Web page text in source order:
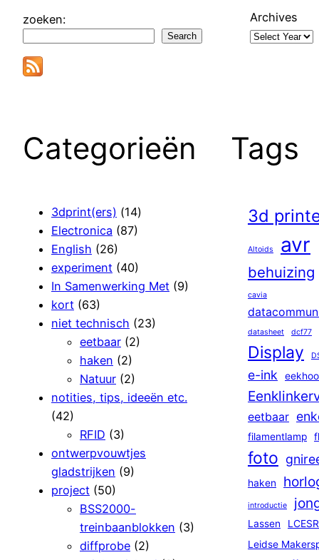
zoeken:
Search
Archives
Categorieën
3dprint(ers) (14)
Electronica (87)
English (26)
experiment (40)
In Samenwerking Met (9)
kort (63)
niet technisch (23)
eetbaar (2)
haken (2)
Natuur (2)
notities, tips, ideeën etc.
(42)
RFID (3)
ontwerpvouwtjes
gladstrijken (9)
project (50)
BSS2000-
treinbaanblokken (3)
diffprobe (2)
Tags
3d
Altoids avr
behuizing
cavia
datasheet dcf77
Display
e-ink
eetbaar
filamentlamp
foto
haken
introductie
Lassen
Leidse